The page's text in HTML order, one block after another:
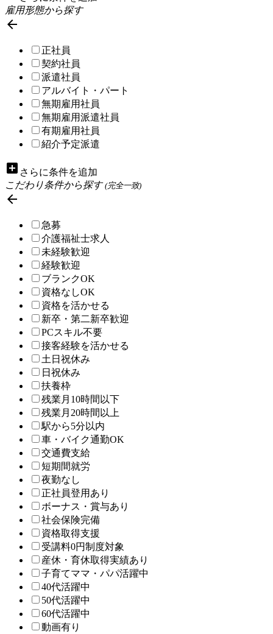
雇用形態から探す

正社員
契約社員
派遣社員
アルバイト・パート
無期雇用社員
無期雇用派遣社員
有期雇用社員
紹介予定派遣
add_box さらに条件を追加
こだわり条件から探す(完全一致)

急募
介護福祉士求人
未経験歓迎
経験歓迎
ブランクOK
資格なしOK
資格を活かせる
新卒・第二新卒歓迎
PCスキル不要
接客経験を活かせる
土日祝休み
日祝休み
扶養枠
残業月10時間以下
残業月20時間以上
駅から5分以内
車・バイク通勤OK
交通費支給
短期間就労
夜勤なし
正社員登用あり
ボーナス・賞与あり
社会保険完備
資格取得支援
受講料0円制度対象
産休・育休取得実績あり
子育てママ・パパ活躍中
40代活躍中
50代活躍中
60代活躍中
動画有り